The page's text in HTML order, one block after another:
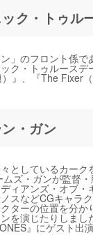
ク・トゥル
」のフロント係
ク・トゥルースデ
）』、『The Fixer
・ガン
としているカーク
ズ・ガンが監督
ィアンズ・オブ・
スなどCGキャラ
ターの位置を分か
を演じたりしまし
』にゲスト出